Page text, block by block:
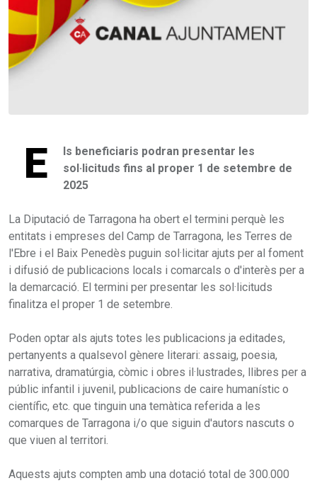
E
ls beneficiaris podran presentar les
sol·licituds fins al proper 1 de setembre de
2025
La Diputació de Tarragona ha obert el termini perquè les
entitats i empreses del Camp de Tarragona, les Terres de
l'Ebre i el Baix Penedès puguin sol·licitar ajuts per al foment
i difusió de publicacions locals i comarcals o d'interès per a
la demarcació. El termini per presentar les sol·licituds
finalitza el proper 1 de setembre.
Poden optar als ajuts totes les publicacions ja editades,
pertanyents a qualsevol gènere literari: assaig, poesia,
narrativa, dramatúrgia, còmic i obres il·lustrades, llibres per a
públic infantil i juvenil, publicacions de caire humanístic o
científic, etc. que tinguin una temàtica referida a les
comarques de Tarragona i/o que siguin d'autors nascuts o
que viuen al territori.
Aquests ajuts compten amb una dotació total de 300.000